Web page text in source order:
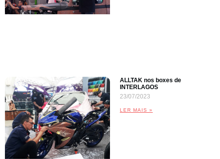
ALLTAK nos boxes de
INTERLAGOS
23/07/2023
LER MAIS »